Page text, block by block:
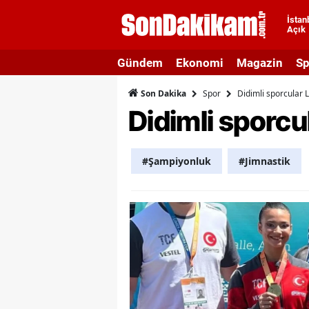
Açık
Gündem Ekonomi Magazin
Son Dakika Spor Didimli sporcular
Didimli
#Şampiyonluk #Jimnastik